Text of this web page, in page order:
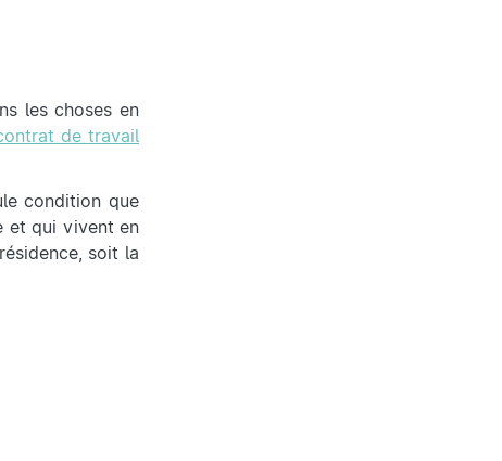
les choses en
de travail
condition que
et qui vivent en
soit la